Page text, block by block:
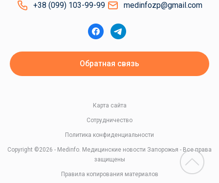
+38 (099) 103-99-99 medinfozp@gmail.com
Обратная связь
Copyright ©2026 - Medinfo. Медицинские новости Запорожья - Все права
защищены
Правила копирования материалов
Политика конфиденциальности
Сотрудничество
Карта сайта